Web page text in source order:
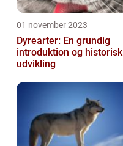
01 november 2023
Dyrearter: En grundig
introduktion og historisk
udvikling